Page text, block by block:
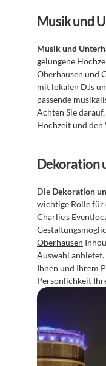
Musik und
Musik und
gelungene
Oberhausen und
mit lokalen DJs
passende
Achten Sie
Hochzeit und den
Dekoration
Die Dekoration
Charlie's
Oberhausen
Auswahl anbietet.
Ihnen und Ihrem
Persönlichkeit